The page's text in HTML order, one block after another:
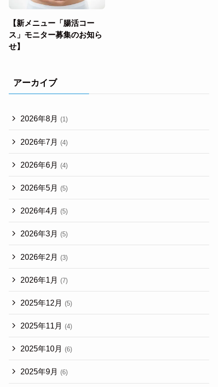
【新メニュー「腸活コー
ス」モニター募集のお知ら
せ】
アーカイブ
2026年8月 (1)
2026年7月 (4)
2026年6月 (4)
2026年5月 (5)
2026年4月 (5)
2026年3月 (5)
2026年2月 (3)
2026年1月 (7)
2025年12月 (5)
2025年11月 (4)
2025年10月 (6)
2025年9月 (6)